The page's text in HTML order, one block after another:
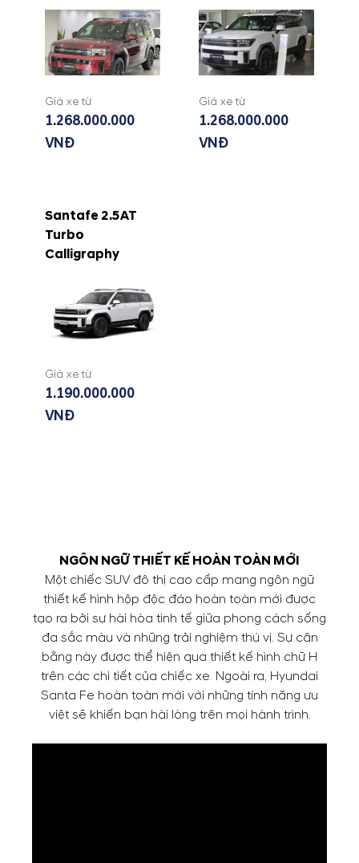
Giá xe từ
1.268.000.000
VNĐ
Giá xe từ
1.268.000.000
VNĐ
Santafe 2.5AT
Turbo
Calligraphy
Giá xe từ
1.190.000.000
VNĐ
NGÔN NGỮ THIẾT KẾ HOÀN TOÀN MỚI
Một chiếc SUV đô thị cao cấp mang ngôn ngữ
thiết kế hình hộp độc đáo hoàn toàn mới được
tạo ra bởi sự hài hòa tinh tế giữa phong cách sống
đa sắc màu và những trải nghiệm thú vị. Sự cân
bằng này được thể hiện qua thiết kế hình chữ H
trên các chi tiết của chiếc xe. Ngoài ra, Hyundai
Santa Fe hoàn toàn mới với những tính năng ưu
việt sẽ khiến bạn hài lòng trên mọi hành trình.